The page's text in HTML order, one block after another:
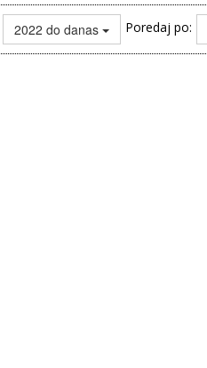
2022 do danas Poredaj po: